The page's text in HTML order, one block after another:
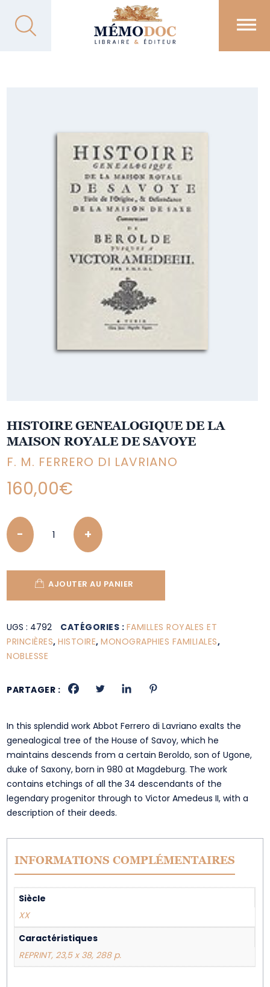
HISTOIRE GENEALOGIQUE DE LA
MAISON ROYALE DE SAVOYE
F. M. FERRERO DI LAVRIANO
160,00€
Quantity
AJOUTER AU PANIER
UGS : 4792 CATÉGORIES : FAMILLES ROYALES ET
PRINCIÈRES,HISTOIRE,MONOGRAPHIES FAMILIALES,
NOBLESSE
PARTAGER :
In this splendid work Abbot Ferrero di Lavriano exalts the
genealogical tree of the House of Savoy, which he
maintains descends from a certain Beroldo, son of Ugone,
duke of Saxony, born in 980 at Magdeburg. The work
contains etchings of all the 34 descendants of the
legendary progenitor through to Victor Amedeus II, with a
description of their deeds.
INFORMATIONS COMPLÉMENTAIRES
Siècle
XX
Caractéristiques
REPRINT, 23,5 x 38, 288 p.